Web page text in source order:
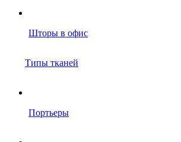
Шторы в офис
Типы тканей
Портьеры